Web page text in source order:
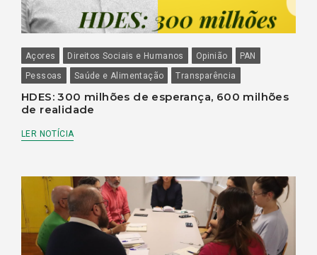
Açores Direitos Sociais e Humanos Opinião
PAN
Pessoas
Saúde e Alimentação Transparência
HDES: 300 milhões de esperança, 600 milhões
de realidade
LER NOTÍCIA